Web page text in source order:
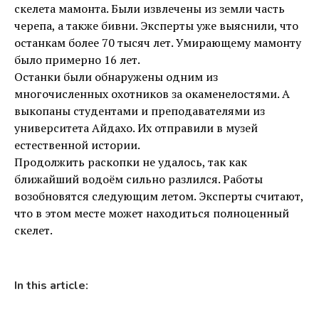
скелета мамонта. Были извлечены из земли часть
черепа, а также бивни. Эксперты уже выяснили, что
останкам более 70 тысяч лет. Умирающему мамонту
было примерно 16 лет.
Останки были обнаружены одним из
многочисленных охотников за окаменелостями. А
выкопаны студентами и преподавателями из
университета Айдахо. Их отправили в музей
естественной истории.
Продолжить раскопки не удалось, так как
ближайший водоём сильно разлился. Работы
возобновятся следующим летом. Эксперты считают,
что в этом месте может находиться полноценный
скелет.
In this article: